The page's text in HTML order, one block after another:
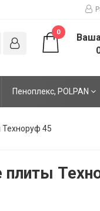
0
Пеноплекс, POLPAN
45
плиты